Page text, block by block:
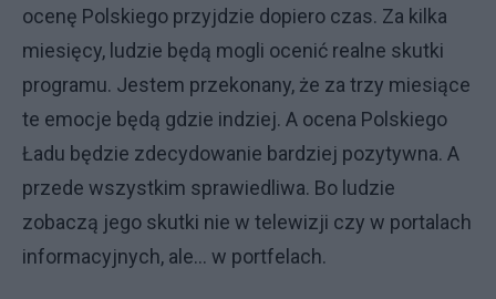
ocenę Polskiego przyjdzie dopiero czas. Za kilka
miesięcy, ludzie będą mogli ocenić realne skutki
programu. Jestem przekonany, że za trzy miesiące
te emocje będą gdzie indziej. A ocena Polskiego
Ładu będzie zdecydowanie bardziej pozytywna. A
przede wszystkim sprawiedliwa. Bo ludzie
zobaczą jego skutki nie w telewizji czy w portalach
informacyjnych, ale… w portfelach.